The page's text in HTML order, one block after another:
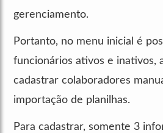
gerenciamento.
Portanto, no menu inicial é
funcionários ativos e inativos,
cadastrar colaboradores
importação de planilhas.
Para cadastrar, somente 3